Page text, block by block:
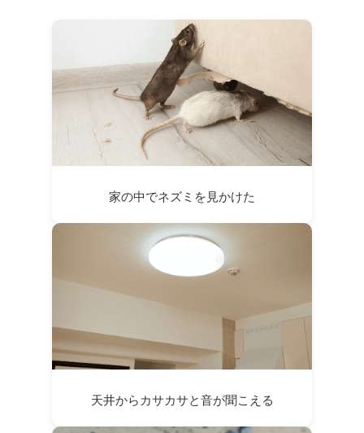
家の中でネズミを見かけた
天井からカサカサと音が聞こえる